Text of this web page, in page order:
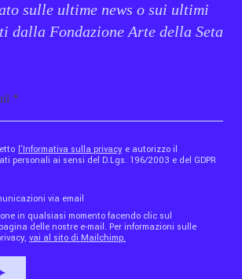
sulle ultime news o sui ultimi
dalla Fondazione Arte della Seta
l'Informativa sulla privacy e autorizzo il
personali ai sensi del D.Lgs. 196/2003 e del GDPR
via email
in qualsiasi momento facendo clic sul
delle nostre e-mail. Per informazioni sulle
vai al sito di Mailchimp.